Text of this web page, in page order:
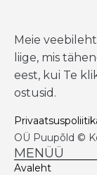
Meie
liige, mis
eest, kui Te
ostusid.
OÜ Puupõld ©
MENÜÜ
Avaleht